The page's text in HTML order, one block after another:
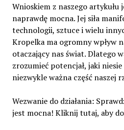
Wnioskiem z naszego
naprawdę mocna. Jej siła
technologii, sztuce i wielu
Kropelka ma ogromny wpływ
otaczający nas świat. Dlatego
zrozumieć potencjał, jaki niesie
niezwykle ważna część naszej
Wezwanie do działania:
jest mocna! Kliknij tutaj, aby